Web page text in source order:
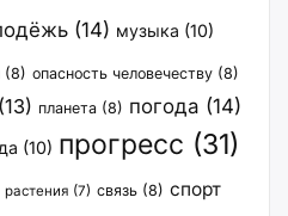
(14) музыка (10)
(8) опасность человечеству (8)
(13) планета (8) погода (14)
(10) прогресс (31)
растения (7) связь (8) спорт